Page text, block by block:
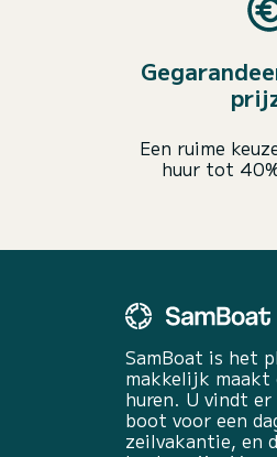
Een ruime
huur tot
SamBoat is het
makkelijk maakt
huren. U vindt
boot voor een
zeilvakantie, en